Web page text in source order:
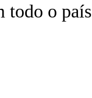
todo o país